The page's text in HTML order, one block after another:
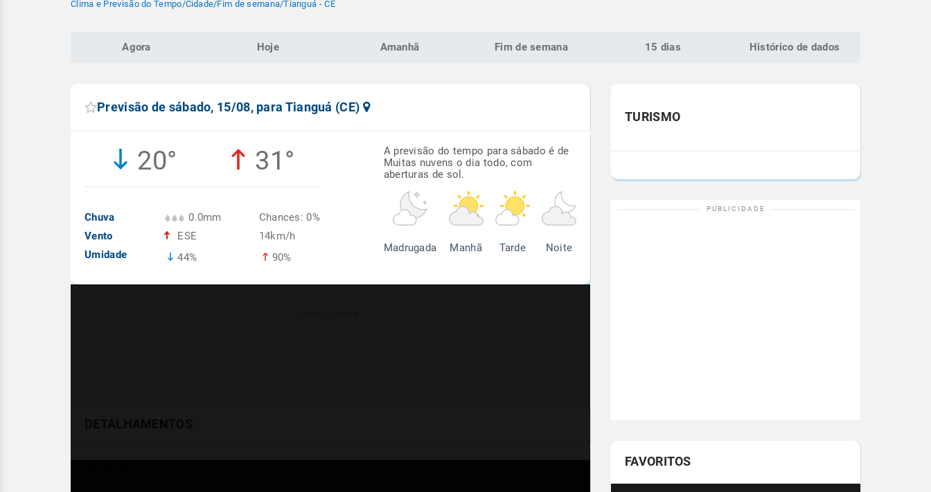
Clima e Previsão do Tempo/Cidade/Fim de semana/Tianguá - CE
Agora Hoje Amanhã Fim de semana 15 dias Histórico de dados
Previsão de sábado, 15/08, para Tianguá (CE)
20° 31°
Chuva
Vento
Umidade
0.0mm
ESE
44%
Chances: 0%
14km/h
90%
A previsão do tempo para sábado é de
Muitas nuvens o dia todo, com
aberturas de sol.
Madrugada Manhã Tarde Noite
TURISMO
FAVORITOS